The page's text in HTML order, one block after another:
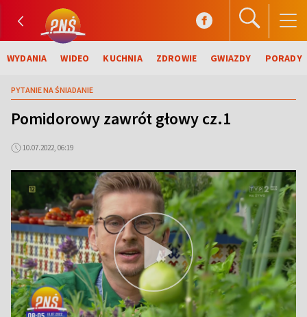
WYDANIA WIDEO KUCHNIA ZDROWIE GWIAZDY PORADY
PYTANIE NA ŚNIADANIE
Pomidorowy zawrót głowy cz.1
10.07.2022, 06:19